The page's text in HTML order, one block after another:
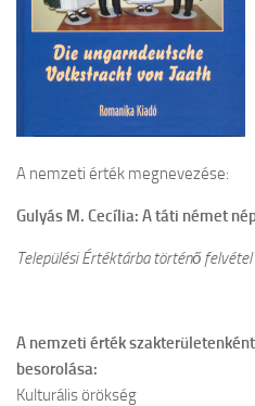
A nemzeti érték megnevezése:
Gulyás M. Cecília: A táti német
Települési Értéktárba történő
A nemzeti érték
besorolása:
Kulturális örökség